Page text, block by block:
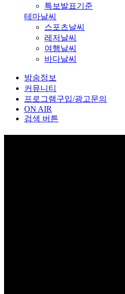
특보발표기준
테마날씨
스포츠날씨
레저날씨
여행날씨
바다날씨
방송정보
커뮤니티
프로그램구입/광고문의
ON AIR
검색 버튼